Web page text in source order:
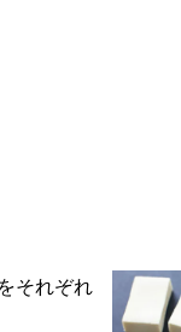
それぞれ